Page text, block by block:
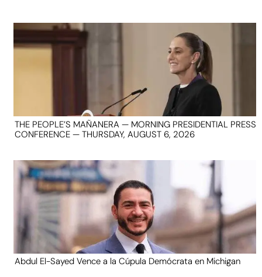
THE PEOPLE’S MAÑANERA — MORNING PRESIDENTIAL PRESS
CONFERENCE — THURSDAY, AUGUST 6, 2026
Abdul El-Sayed Vence a la Cúpula Demócrata en Michigan